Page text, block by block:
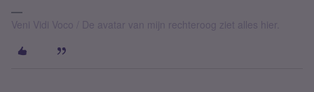
Veni Vidi Voco / De avatar van mijn rechteroog ziet alles hier.